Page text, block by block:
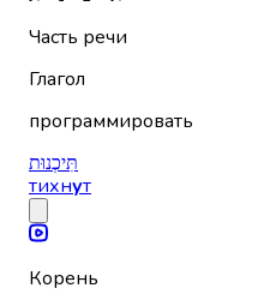
Часть речи
Глагол
программировать
תִּיכְנוּת
тихнут
Корень